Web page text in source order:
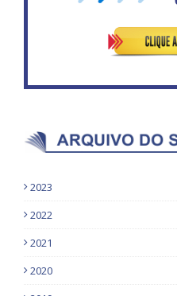
2023
2022
2021
2020